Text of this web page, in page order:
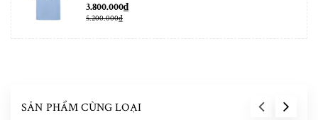
3.800.000₫
5.200.000₫
SẢN PHẨM CÙNG LOẠI